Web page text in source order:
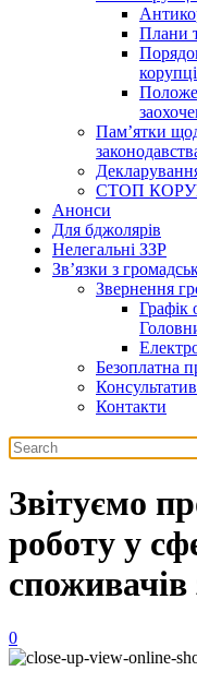
Плани
Пам’ятки
СТОП
Анонси
Для бджолярів
Нелегальні ЗЗР
Зв’язки з
Звернення
Графік
Безоплатна
Контакти
Звітуємо
роботу у
споживачів
0